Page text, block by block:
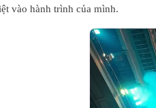
vào hành trình của mình.